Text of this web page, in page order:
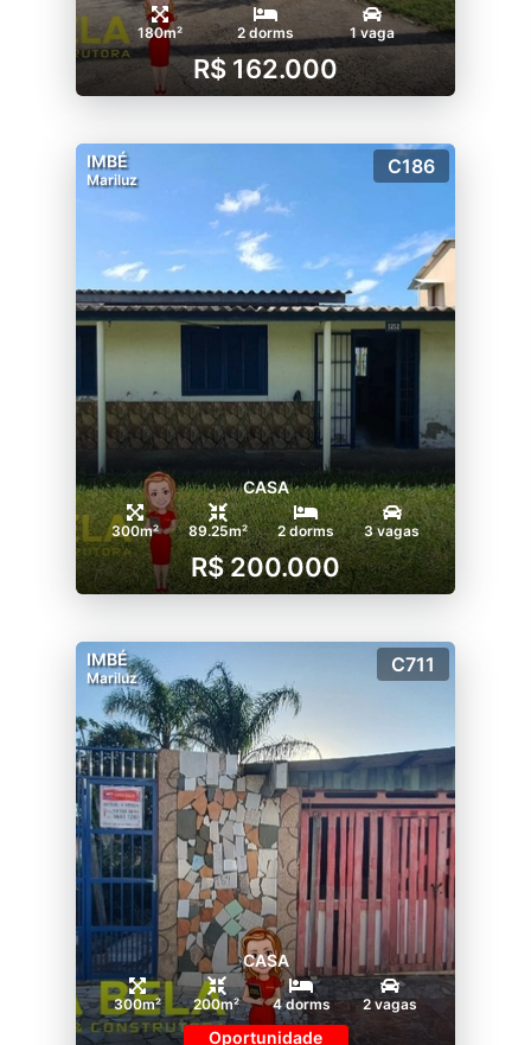
180m² 2 dorms 1 vaga
R$ 162.000
IMBÉ
Mariluz
C186
CASA
300m² 89.25m² 2 dorms 3 vagas
R$ 200.000
IMBÉ
Mariluz
C711
CASA
300m² 200m² 4 dorms 2 vagas
Oportunidade